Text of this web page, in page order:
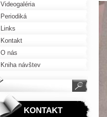
Videogaléria
Periodiká
Links
Kontakt
O nás
Kniha návštev
KONTAKT